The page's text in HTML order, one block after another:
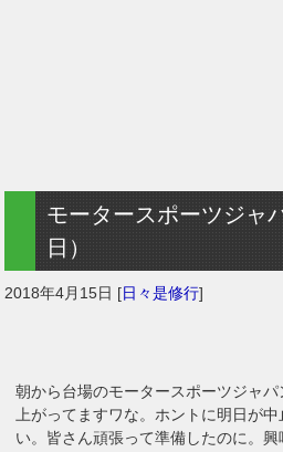
モータースポーツジャ
日）
2018年4月15日 [日々是修行]
朝から台場のモータースポーツジャ
上がってますワな。ホントに明日が
い。皆さん頑張って準備したのに。